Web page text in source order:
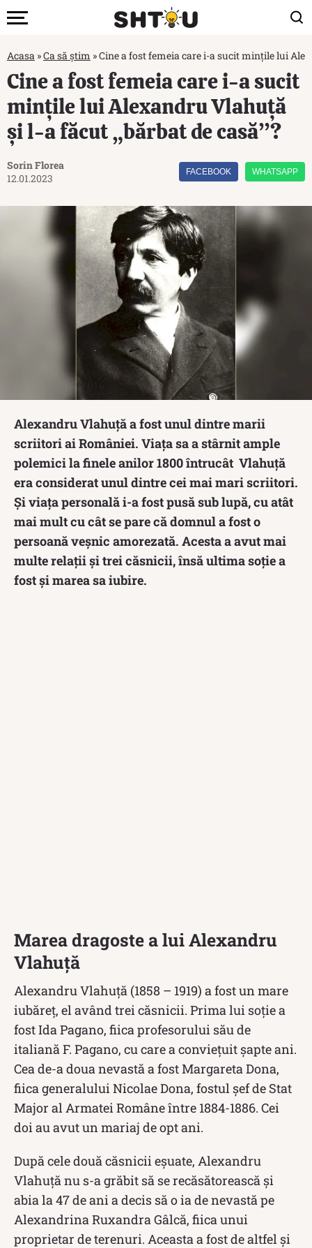
Acasa »Ca să știm »Cine a fost femeia care i-a sucit mințile lui
Cine a fost femeia care i-a sucit
mințile lui Alexandru Vlahuță
și l-a făcut „bărbat de casă”?
Sorin Florea
12.01.2023
FACEBOOK WHATSAPP
Alexandru Vlahuță a fost unul dintre marii
scriitori ai României. Viața sa a stârnit ample
polemici la finele anilor 1800 întrucât Vlahuță
era considerat unul dintre cei mai mari scriitori.
Și viața personală i-a fost pusă sub lupă, cu atât
mai mult cu cât se pare că domnul a fost o
persoană veșnic amorezată. Acesta a avut mai
multe relații și trei căsnicii, însă ultima soție a
fost și marea sa iubire.
Marea dragoste a lui Alexandru
Vlahuță
Alexandru Vlahuță (1858 – 1919) a fost un mare
iubăreț, el având trei căsnicii. Prima lui soție a
fost Ida Pagano, fiica profesorului său de
italiană F. Pagano, cu care a conviețuit șapte ani.
Cea de-a doua nevastă a fost Margareta Dona,
fiica generalului Nicolae Dona, fostul şef de Stat
Major al Armatei Române între 1884-1886. Cei
doi au avut un mariaj de opt ani.
După cele două căsnicii eșuate, Alexandru
Vlahuță nu s-a grăbit să se recăsătorească și
abia la 47 de ani a decis să o ia de nevastă pe
Alexandrina Ruxandra Gâlcă, fiica unui
proprietar de terenuri. Aceasta a fost de altfel și